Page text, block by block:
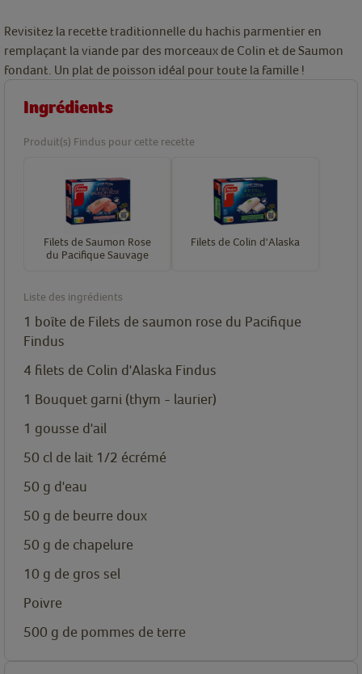
Revisitez la recette traditionnelle du hachis parmentier en
remplaçant la viande par des morceaux de Colin et de Saumon
fondant. Un plat de poisson idéal pour toute la famille !
Ingrédients
Produit(s) Findus pour cette recette
Filets de Saumon Rose
du Pacifique Sauvage
Filets de Colin d'Alaska
Liste des ingrédients
1 boîte de Filets de saumon rose du Pacifique
Findus
4 filets de Colin d'Alaska Findus
1 Bouquet garni (thym - laurier)
1 gousse d'ail
50 cl de lait 1/2 écrémé
50 g d'eau
50 g de beurre doux
50 g de chapelure
10 g de gros sel
Poivre
500 g de pommes de terre